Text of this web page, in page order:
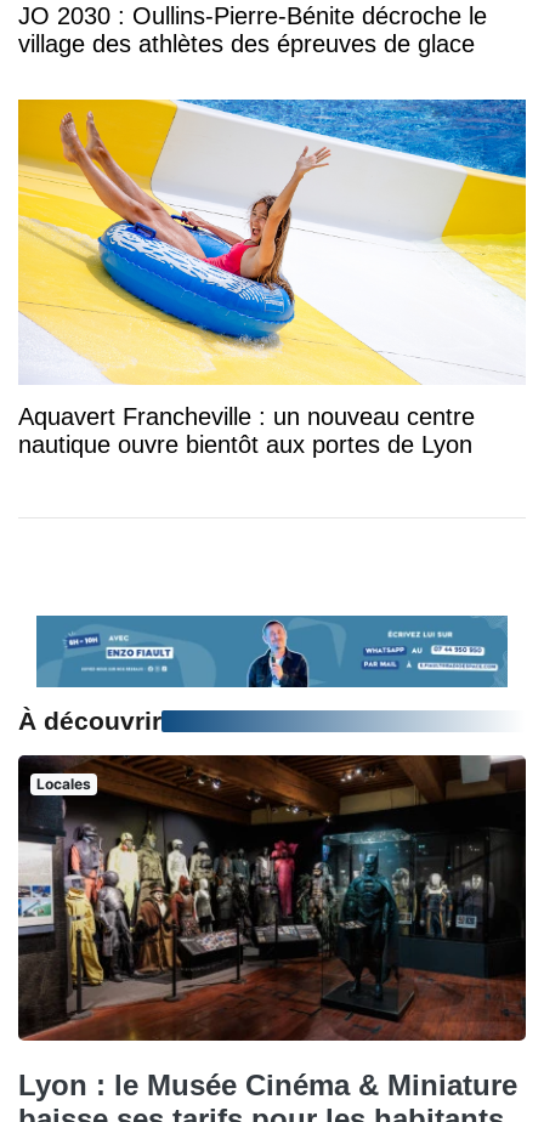
JO 2030 : Oullins-Pierre-Bénite décroche le
village des athlètes des épreuves de glace
Aquavert Francheville : un nouveau centre
nautique ouvre bientôt aux portes de Lyon
À découvrir
Locales
Lyon : le Musée Cinéma & Miniature